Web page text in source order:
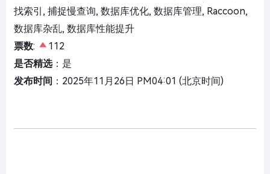
找索引, 捕捉慢查询, 数据库优化, 数据库管理, Raccoon,
数据库杂乱, 数据库性能提升
票数:
112
是否精选：是
发布时间 ：2025年11月26日 PM04:01 (北京时间)